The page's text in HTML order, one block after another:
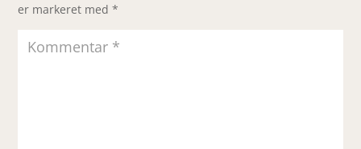
er markeret med*